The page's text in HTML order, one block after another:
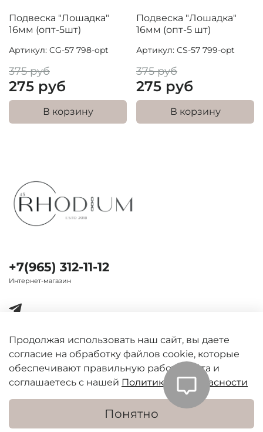
Подвеска "Лошадка"
16мм (опт-5шт)
Артикул: CG-57 798-opt
375 руб
275 руб
В корзину
Подвеска "Лошадка"
16мм (опт-5 шт)
Артикул: CS-57 799-opt
375 руб
275 руб
В корзину
Важная информация
+7(965) 312-11-12
Интернет-магазин
Продолжая использовать наш сайт, вы даете
согласие на обработку файлов cookie, которые
обеспечивают правильную работу сайта и
соглашаетесь с нашей Политикой безопасности
Понятно